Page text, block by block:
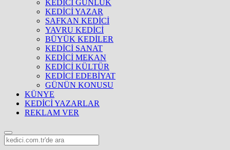
KEDİCİ GÜNLÜK
KEDİCİ YAZAR
SAFKAN KEDİCİ
YAVRU KEDİCİ
BÜYÜK KEDİLER
KEDİCİ SANAT
KEDİCİ MEKAN
KEDİCİ KÜLTÜR
KEDİCİ EDEBİYAT
GÜNÜN KONUSU
KÜNYE
KEDİCİ YAZARLAR
REKLAM VER